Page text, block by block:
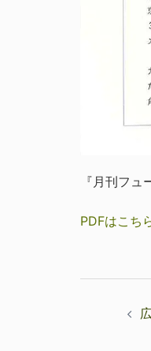
『月刊フ
PDFはこち